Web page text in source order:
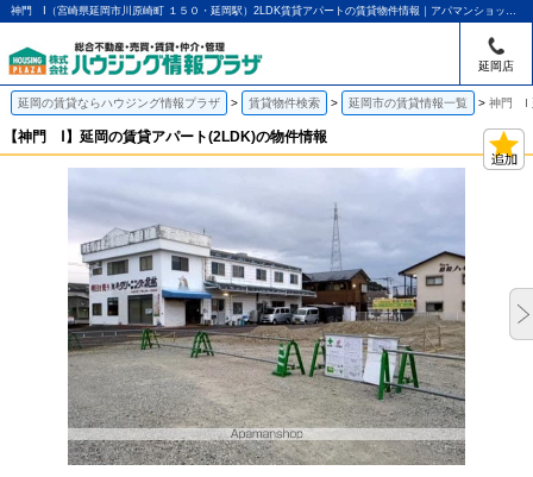
神門 Ⅰ（宮崎県延岡市川原崎町 １５０・延岡駅）2LDK賃貸アパートの賃貸物件情報｜アパマンショップ延岡店｜ハウジング情報プラザ
延岡店
延岡の賃貸ならハウジング情報プラザ 賃貸物件検索 延岡市の賃貸情報一覧 神門 Ⅰ
【神門 Ⅰ】延岡の賃貸アパート(2LDK)の物件情報